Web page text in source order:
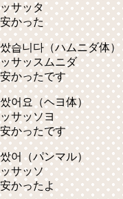
ッサッタ
安かった
쌌습니다（ハムニダ体）
ッサッスムニダ
安かったです
쌌어요 （ヘヨ体）
ッサッソヨ
安かったです
쌌어（パンマル）
ッサッソ
安かったよ